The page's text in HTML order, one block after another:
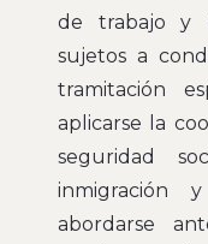
de trabajo y
sujetos a
tramitación
aplicarse la
seguridad
inmigración
abordarse